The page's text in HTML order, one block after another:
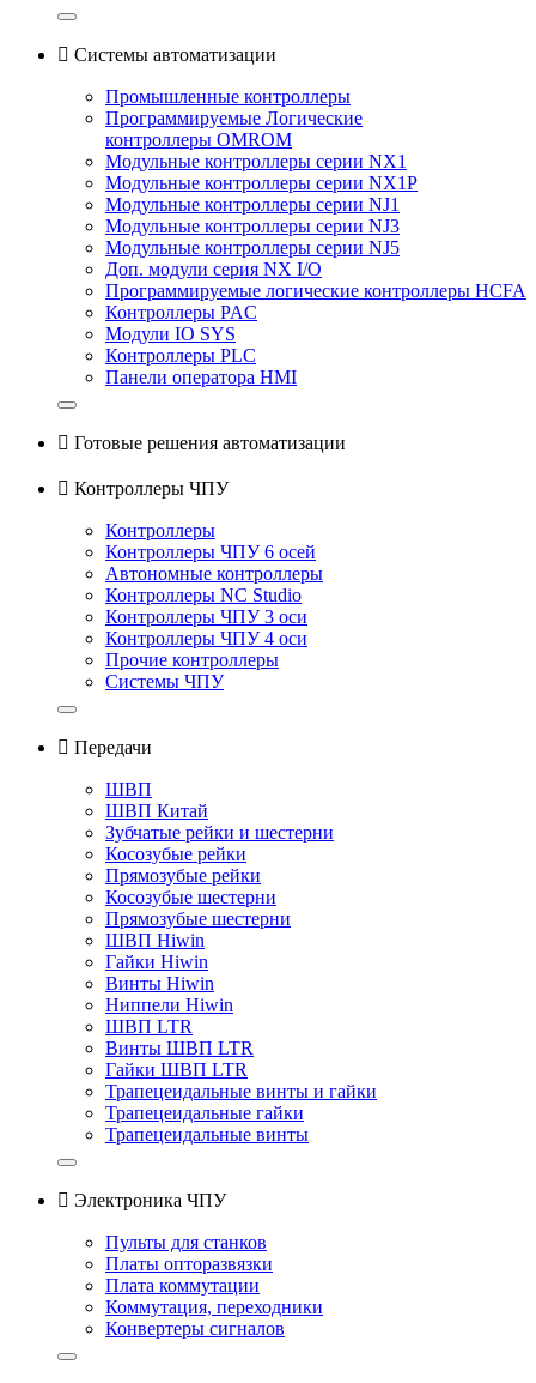
 Системы автоматизации
Промышленные контроллеры
Программируемые Логические
контроллеры OMROM
Модульные контроллеры серии NX1
Модульные контроллеры серии NX1P
Модульные контроллеры серии NJ1
Модульные контроллеры серии NJ3
Модульные контроллеры серии NJ5
Доп. модули серия NX I/O
Программируемые логические контроллеры HCFA
Контроллеры PAC
Модули IO SYS
Контроллеры PLC
Панели оператора HMI
 Готовые решения автоматизации
 Контроллеры ЧПУ
Контроллеры
Контроллеры ЧПУ 6 осей
Автономные контроллеры
Контроллеры NC Studio
Контроллеры ЧПУ 3 оси
Контроллеры ЧПУ 4 оси
Прочие контроллеры
Системы ЧПУ
 Передачи
ШВП
ШВП Китай
Зубчатые рейки и шестерни
Косозубые рейки
Прямозубые рейки
Косозубые шестерни
Прямозубые шестерни
ШВП Hiwin
Гайки Hiwin
Винты Hiwin
Ниппели Hiwin
ШВП LTR
Винты ШВП LTR
Гайки ШВП LTR
Трапецеидальные винты и гайки
Трапецеидальные гайки
Трапецеидальные винты
 Электроника ЧПУ
Пульты для станков
Платы опторазвязки
Плата коммутации
Коммутация, переходники
Конвертеры сигналов